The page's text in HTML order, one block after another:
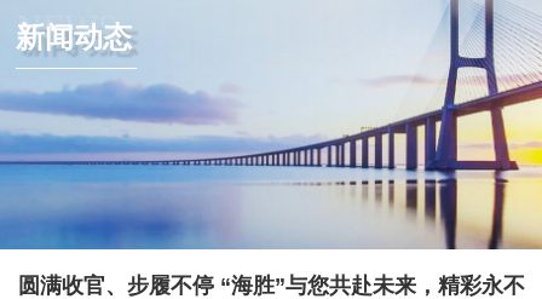
NEWS
新闻动态
圆满收官、步履不停 “海胜”与您共赴未来，精彩永不